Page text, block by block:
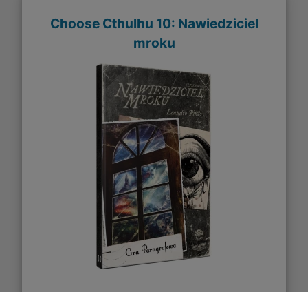
Choose Cthulhu 10: Nawiedziciel
mroku